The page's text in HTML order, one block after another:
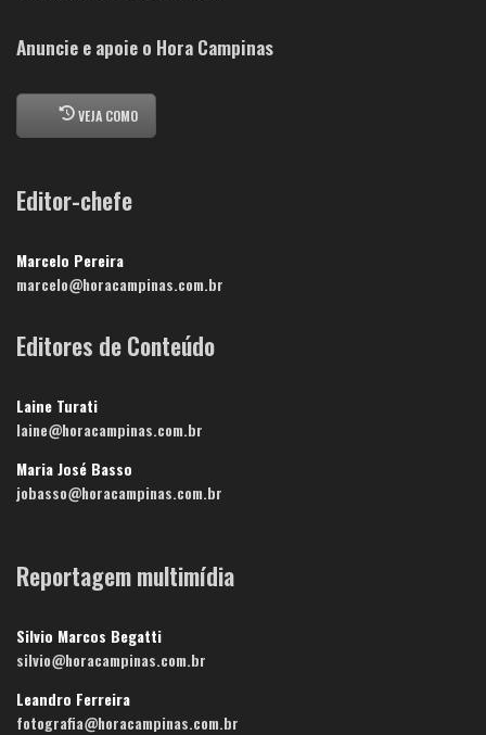
Anuncie e apoie o Hora Campinas
VEJA COMO
Editor-chefe
Marcelo Pereira
marcelo@horacampinas.com.br
Editores de Conteúdo
Laine Turati
laine@horacampinas.com.br
Maria José Basso
jobasso@horacampinas.com.br
Reportagem multimídia
Silvio Marcos Begatti
silvio@horacampinas.com.br
Leandro Ferreira
fotografia@horacampinas.com.br